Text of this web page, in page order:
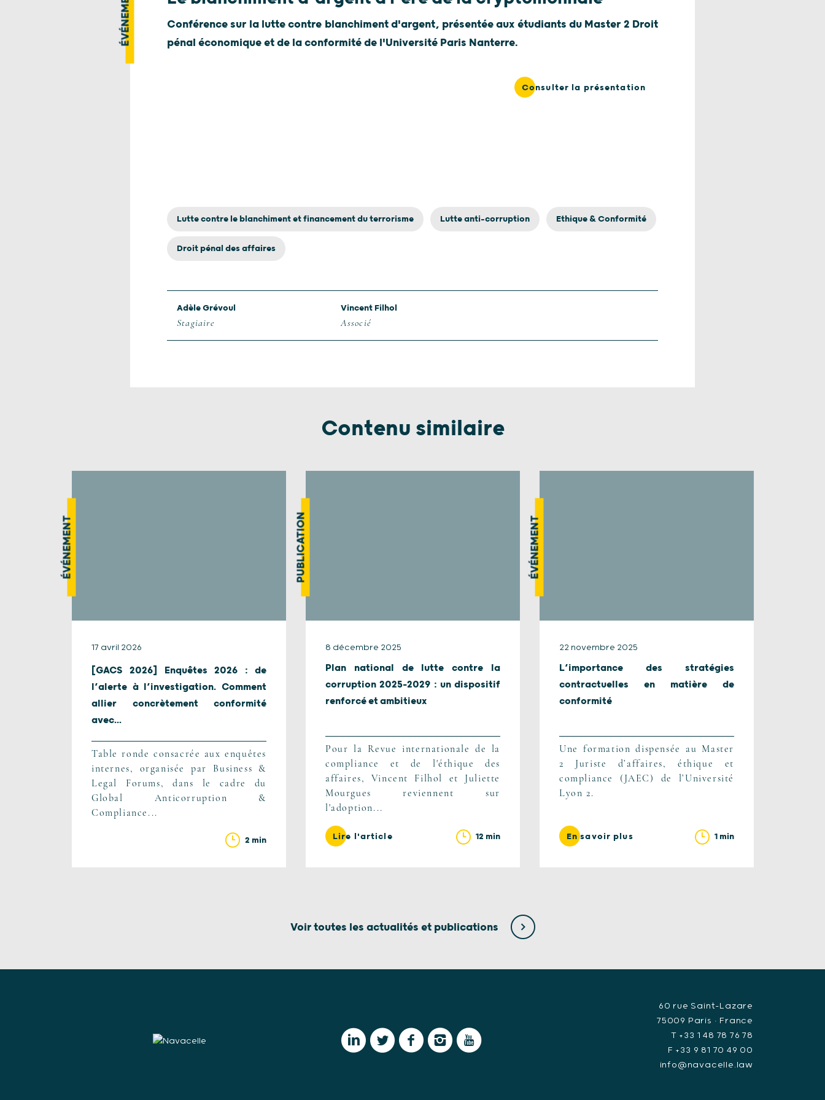
ÉVÉNEMENT
Conférence sur la lutte contre blanchiment d'argent, présentée aux étudiants du Master 2 Droit
pénal économique et de la conformité de l'Université Paris Nanterre.
Consulter la présentation
Lutte contre le blanchiment et financement du terrorisme Lutte anti-corruption Ethique & Conformité
Droit pénal des affaires
Adèle Grévoul
Stagiaire
Vincent Filhol
Associé
Contenu similaire
ÉVÉNEMENT
17 avril 2026
[GACS 2026] Enquêtes 2026 : de
l’alerte à l’investigation. Comment
allier concrètement conformité
avec...
Table ronde consacrée aux enquêtes
internes, organisée par Business &
Legal Forums, dans le cadre du
Global Anticorruption &
Compliance...
2 min
PUBLICATION
8 décembre 2025
Plan national de lutte contre la
corruption 2025-2029 : un dispositif
renforcé et ambitieux
Pour la Revue internationale de la
compliance et de l'éthique des
affaires, Vincent Filhol et Juliette
Mourgues reviennent sur
l'adoption...
Lire l'article 12 min
ÉVÉNEMENT
22 novembre 2025
L’importance des stratégies
contractuelles en matière de
conformité
Une formation dispensée au Master
2 Juriste d’affaires, éthique et
compliance (JAEC) de l’Université
Lyon 2.
En savoir plus 1 min
Voir toutes les actualités et publications
60 rue Saint-Lazare
75009 Paris • France
T +33 1 48 78 76 78
F +33 9 81 70 49 00
info@navacelle.law